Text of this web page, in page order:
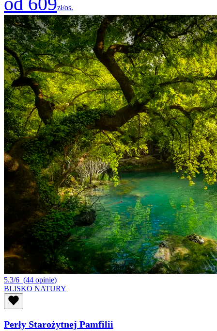
zł/os.
5.3/6 (44 opinie)
BLISKO NATURY
Perły Starożytnej Pamfilii